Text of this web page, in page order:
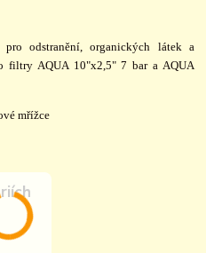
odstranění, organických látek a
filtry AQUA 10"x2,5" 7 bar a AQUA
mřížce